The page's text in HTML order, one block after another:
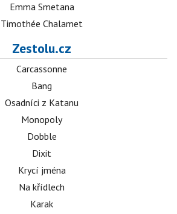
Emma Smetana
Timothée Chalamet
Zestolu.cz
Carcassonne
Bang
Osadníci z Katanu
Monopoly
Dobble
Dixit
Krycí jména
Na křídlech
Karak